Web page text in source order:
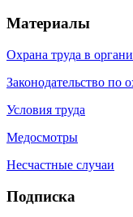
Материалы
Охрана труда в
Законодательство по
Условия труда
Медосмотры
Несчастные случаи
Подписка